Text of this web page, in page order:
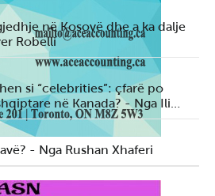
në Kosovë dhe a ka dalje
Robelli
si “celebrities”: çfarë po
në Kanada? - Nga Ili…
- Nga Rushan Xhaferi